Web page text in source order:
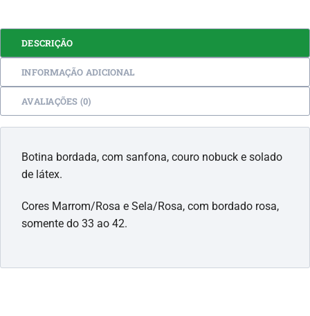
DESCRIÇÃO
INFORMAÇÃO ADICIONAL
AVALIAÇÕES (0)
Botina bordada, com sanfona, couro nobuck e solado
de látex.
Cores Marrom/Rosa e Sela/Rosa, com bordado rosa,
somente do 33 ao 42.